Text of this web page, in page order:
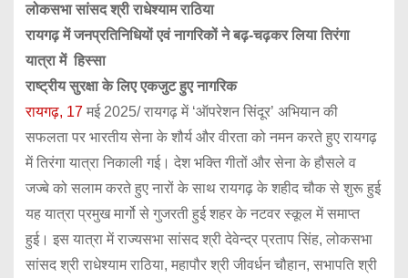
लोकसभा सांसद श्री राधेश्याम राठिया
रायगढ़ में जनप्रतिनिधियों एवं नागरिकों ने बढ़-चढ़कर लिया तिरंगा
यात्रा में हिस्सा
राष्ट्रीय सुरक्षा के लिए एकजुट हुए नागरिक
रायगढ़, 17मई 2025/ रायगढ़ में ‘ऑपरेशन सिंदूर’ अभियान की
सफलता पर भारतीय सेना के शौर्य और वीरता को नमन करते हुए रायगढ़
में तिरंगा यात्रा निकाली गई। देश भक्ति गीतों और सेना के हौसले व
जज्बे को सलाम करते हुए नारों के साथ रायगढ़ के शहीद चौक से शुरू हुई
यह यात्रा प्रमुख मार्गो से गुजरती हुई शहर के नटवर स्कूल में समाप्त
हुई। इस यात्रा में राज्यसभा सांसद श्री देवेन्द्र प्रताप सिंह, लोकसभा
सांसद श्री राधेश्याम राठिया, महापौर श्री जीवर्धन चौहान, सभापति श्री